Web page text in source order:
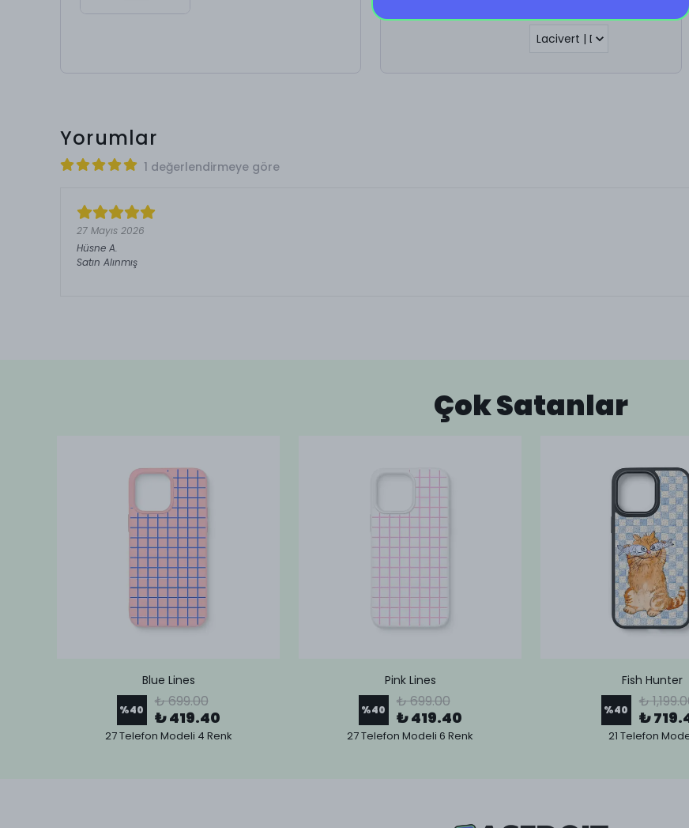
Yorumlar
1 değerlendirmeye göre
27 Mayıs 2026
Hüsne A.
Satın Alınmış
Çok Satanlar
Blue Lines
%40 ₺ 699.00
₺ 419.40
27 Telefon Modeli 4 Renk
Pink Lines
%40 ₺ 699.00
₺ 419.40
27 Telefon Modeli 6 Renk
Fish Hunter
%40 ₺
₺
21 Telefon